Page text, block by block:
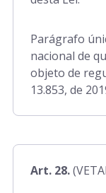
Parágrafo
nacional de
objeto de
13.853, de
Art. 28.